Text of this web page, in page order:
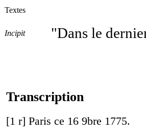
Textes
Incipit "Dans le
Transcription
[1 r] Paris ce 16 9bre 1775.